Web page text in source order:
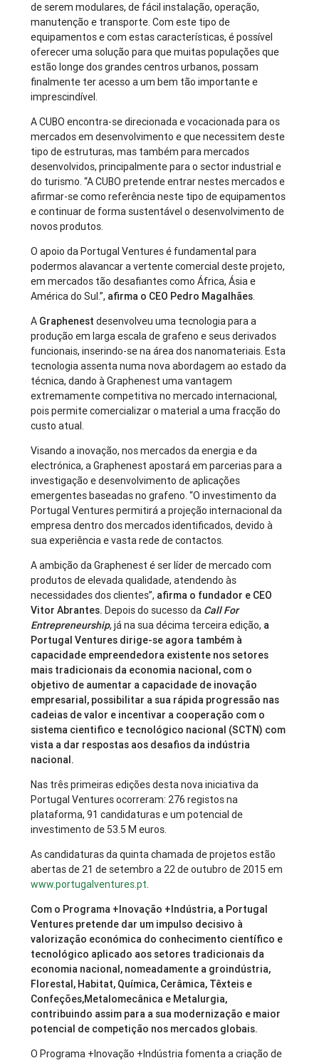
de serem modulares, de fácil instalação, operação,
manutenção e transporte. Com este tipo de
equipamentos e com estas características, é possível
oferecer uma solução para que muitas populações que
estão longe dos grandes centros urbanos, possam
finalmente ter acesso a um bem tão importante e
imprescindível.
A CUBO encontra-se direcionada e vocacionada para os
mercados em desenvolvimento e que necessitem deste
tipo de estruturas, mas também para mercados
desenvolvidos, principalmente para o sector industrial e
do turismo. “A CUBO pretende entrar nestes mercados e
afirmar-se como referência neste tipo de equipamentos
e continuar de forma sustentável o desenvolvimento de
novos produtos.
O apoio da Portugal Ventures é fundamental para
podermos alavancar a vertente comercial deste projeto,
em mercados tão desafiantes como África, Ásia e
América do Sul.”, afirma o CEO Pedro Magalhães.
A Graphenest desenvolveu uma tecnologia para a
produção em larga escala de grafeno e seus derivados
funcionais, inserindo-se na área dos nanomateriais. Esta
tecnologia assenta numa nova abordagem ao estado da
técnica, dando à Graphenest uma vantagem
extremamente competitiva no mercado internacional,
pois permite comercializar o material a uma fracção do
custo atual.
Visando a inovação, nos mercados da energia e da
electrónica, a Graphenest apostará em parcerias para a
investigação e desenvolvimento de aplicações
emergentes baseadas no grafeno. “O investimento da
Portugal Ventures permitirá a projeção internacional da
empresa dentro dos mercados identificados, devido à
sua experiência e vasta rede de contactos.
A ambição da Graphenest é ser líder de mercado com
produtos de elevada qualidade, atendendo às
necessidades dos clientes”, afirma o fundador e CEO
Vitor Abrantes. Depois do sucesso da Call For
Entrepreneurship, já na sua décima terceira edição, a
Portugal Ventures dirige-se agora também à
capacidade empreendedora existente nos setores
mais tradicionais da economia nacional, com o
objetivo de aumentar a capacidade de inovação
empresarial, possibilitar a sua rápida progressão nas
cadeias de valor e incentivar a cooperação com o
sistema cientifico e tecnológico nacional (SCTN) com
vista a dar respostas aos desafios da indústria
nacional.
Nas três primeiras edições desta nova iniciativa da
Portugal Ventures ocorreram: 276 registos na
plataforma, 91 candidaturas e um potencial de
investimento de 53.5 M euros.
As candidaturas da quinta chamada de projetos estão
abertas de 21 de setembro a 22 de outubro de 2015 em
www.portugalventures.pt.
Com o Programa +Inovação +Indústria, a Portugal
Ventures pretende dar um impulso decisivo à
valorização económica do conhecimento científico e
tecnológico aplicado aos setores tradicionais da
economia nacional, nomeadamente a groindústria,
Florestal, Habitat, Química, Cerâmica, Têxteis e
Confeções,Metalomecânica e Metalurgia,
contribuindo assim para a sua modernização e maior
potencial de competição nos mercados globais.
O Programa +Inovação +Indústria fomenta a criação de